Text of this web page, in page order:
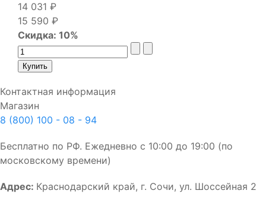
14 031 ₽
15 590 ₽
Скидка: 10%
Контактная информация
Магазин
8 (800) 100 - 08 - 94
Бесплатно по РФ. Ежедневно с 10:00 до 19:00 (по
московскому времени)
Адрес: Краснодарский край, г. Сочи, ул. Шоссейная 2